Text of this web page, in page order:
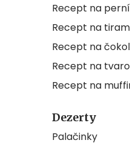
Recept na
Recept na
Recept na
Recept na
Recept na
Dezerty
Palačinky